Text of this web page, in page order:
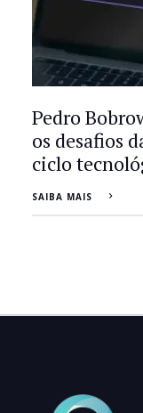
Pedro
os desafios
ciclo
SAIBA MAIS